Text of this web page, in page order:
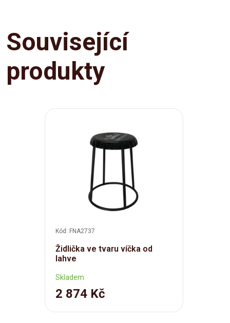
Související
produkty
Kód: FNA2737
Židlička ve tvaru víčka od
lahve
Skladem
2 874 Kč